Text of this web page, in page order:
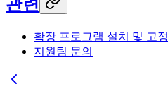
관련
확장 프로그램 설치 및 고정
지원팀 문의